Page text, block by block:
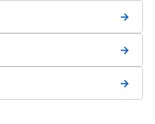
→
→
→